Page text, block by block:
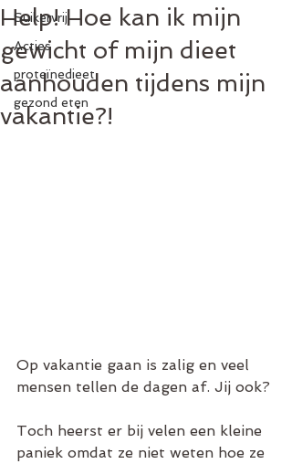
Suikervrij
Acties
proteïnedieet
gezond eten
Help! Hoe kan ik mijn
gewicht of mijn dieet
aanhouden tijdens mijn
vakantie?!
Op vakantie gaan is zalig en veel
mensen tellen de dagen af. Jij ook?
Toch heerst er bij velen een kleine
paniek omdat ze niet weten hoe ze